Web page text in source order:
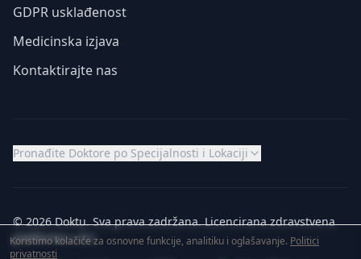
Koristimo kolačiće za osnovne funkcije, analitiku i oglašavanje. Politici
privatnosti
GDPR usklađenost
Medicinska izjava
Kontaktirajte nas
Pronađite Doktore po Specijalnosti i Lokaciji
© 2026 Doktu. Sva prava zadržana. Licencirana zdravstvena
platforma u EU.